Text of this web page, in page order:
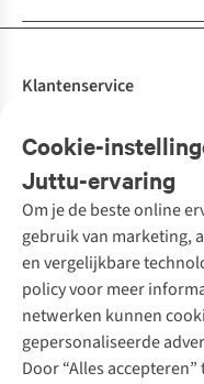
Cookie-
Juttu-ervaring
Om je de beste online
gebruik van marketing,
en vergelijkbare
policy voor meer
netwerken kunnen
gepersonaliseerde
Door “Alles
Klantenservice
Bestellen
Betalen
10% studentenkorting
Klarna - achteraf betalen
Levering
Retourneren
Bestelling herroepen
Garantie
Contact
Onze diensten
Tweedehands - ReJUsed
Kledingatelier
Personal shopping
Textielbox
Events / workshops
Juttu
Over ons
Juttu Friends
Inspiratie
Werken bij Juttu
Onze winkels
Merken
Nathalie Vleeschouwer
Selected dames
HKLiving
Meld je aan voor de